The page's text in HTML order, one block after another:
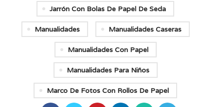
Jarrón Con Bolas De Papel De Seda
Manualidades Manualidades Caseras
Manualidades Con Papel
Manualidades Para Niños
Marco De Fotos Con Rollos De Papel